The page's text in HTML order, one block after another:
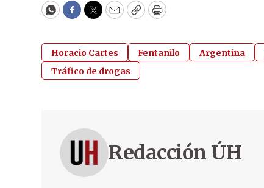
WhatsApp
Facebook
Twitter
EmailCopyPrint
Horacio Cartes Fentanilo Argentina
Tráfico de drogas
Redacción ÚH